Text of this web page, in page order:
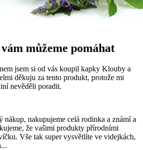
můžeme pomáhat
jsem si od vás koupil kapky Klouby a
děkuju za tento produkt, protože mi
nevěděli poradit.
nákup, nakupujeme celá rodinka a známí a
že vašimi produkty přírodními
Vše tak super vysvětlíte ve videjkách,
...